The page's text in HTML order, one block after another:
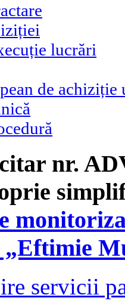
lucrări
de
nr.
servicii